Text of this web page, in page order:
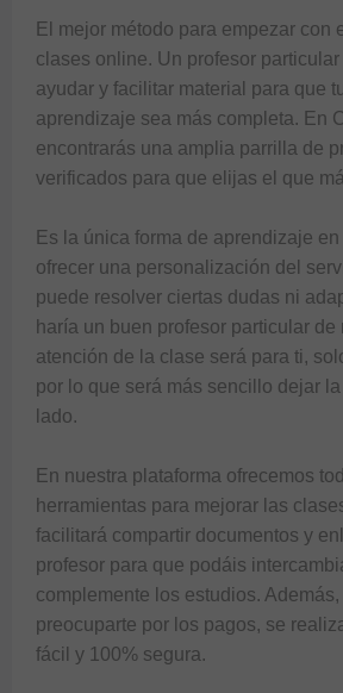
El mejor método para empezar con
clases online. Un profesor particular
ayudar y facilitar material para que
aprendizaje sea más completa. En
encontrarás una amplia parrilla de
verificados para que elijas el que
Es la única forma de aprendizaje
ofrecer una personalización del
puede resolver ciertas dudas ni
haría un buen profesor particular de
atención de la clase será para ti,
por lo que será más sencillo dejar
lado.
En nuestra plataforma ofrecemos
herramientas para mejorar las
facilitará compartir documentos y
profesor para que podáis
complemente los estudios.
preocuparte por los pagos, se
fácil y 100% segura.